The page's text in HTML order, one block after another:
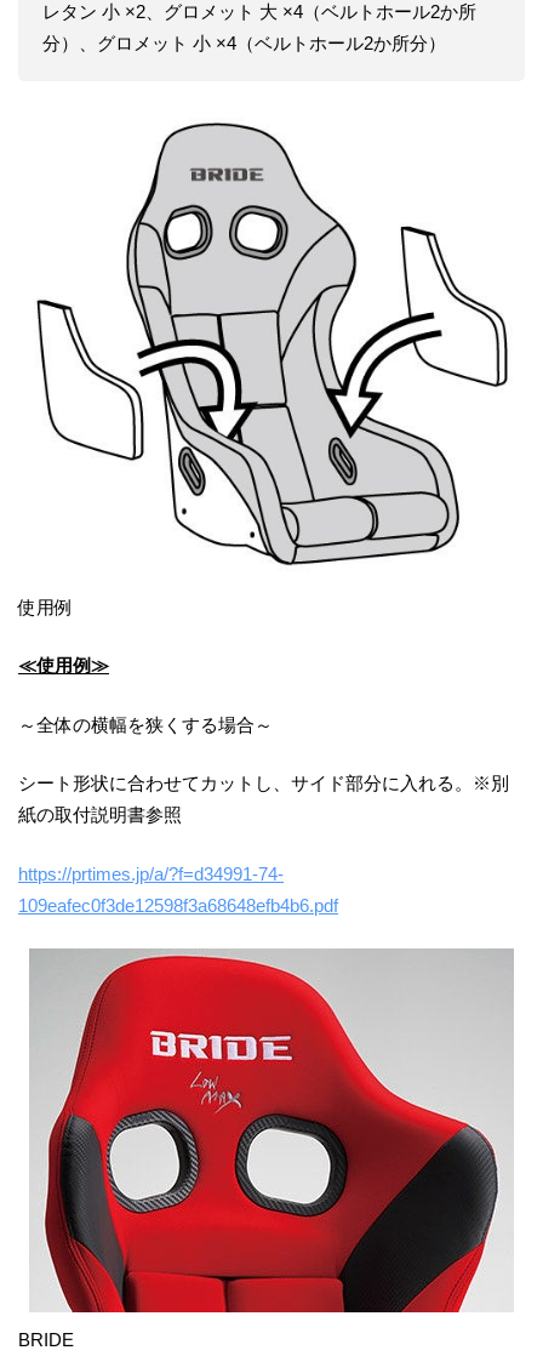
レタン 小 ×2、グロメット 大 ×4（ベルトホール2か所
分）、グロメット 小 ×4（ベルトホール2か所分）
使用例
≪使用例≫
～全体の横幅を狭くする場合～
シート形状に合わせてカットし、サイド部分に入れる。※別
紙の取付説明書参照
https://prtimes.jp/a/?f=d34991-74-
109eafec0f3de12598f3a68648efb4b6.pdf
BRIDE